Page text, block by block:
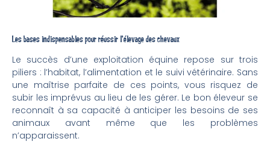
Les bases indispensables pour réussir l’élevage des chevaux
Le succès d’une exploitation équine repose sur trois
piliers : l’habitat, l’alimentation et le suivi vétérinaire. Sans
une maîtrise parfaite de ces points, vous risquez de
subir les imprévus au lieu de les gérer. Le bon éleveur se
reconnaît à sa capacité à anticiper les besoins de ses
animaux avant même que les problèmes
n’apparaissent.